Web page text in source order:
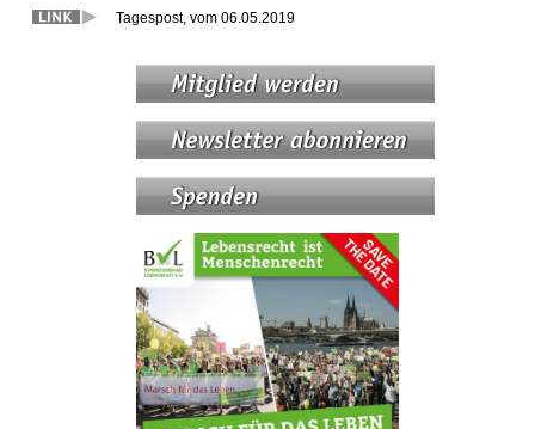
Tagespost, vom 06.05.2019